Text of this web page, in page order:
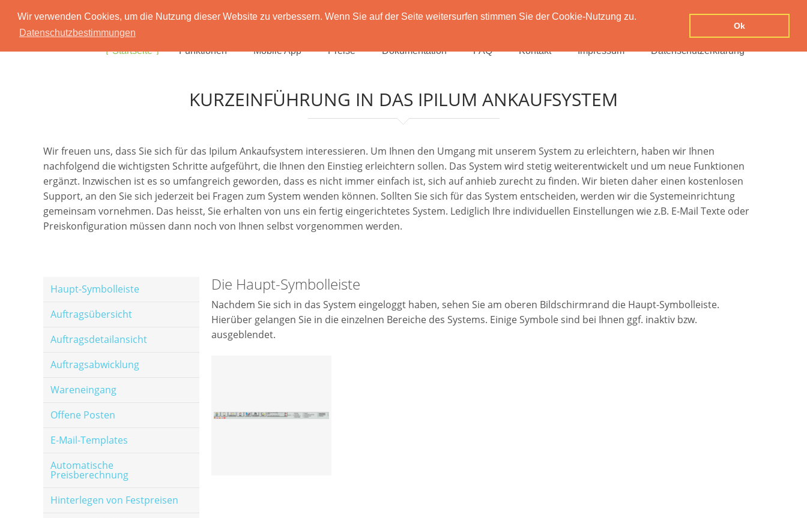
Wir verwenden Cookies, um die Nutzung dieser Website zu verbessern. Wenn Sie auf der Seite weitersurfen stimmen Sie der Cookie-Nutzung zu.
Datenschutzbestimmungen
Ok
Startseite Funktionen Mobile App Preise Dokumentation FAQ Kontakt Impressum Datenschutzerklärung
KURZEINFÜHRUNG IN DAS IPILUM ANKAUFSYSTEM
Wir freuen uns, dass Sie sich für das Ipilum Ankaufsystem interessieren. Um Ihnen den Umgang mit unserem System zu erleichtern, haben wir Ihnen
nachfolgend die wichtigsten Schritte aufgeführt, die Ihnen den Einstieg erleichtern sollen. Das System wird stetig weiterentwickelt und um neue Funktionen
ergänzt. Inzwischen ist es so umfangreich geworden, dass es nicht immer einfach ist, sich auf anhieb zurecht zu finden. Wir bieten daher einen kostenlosen
Support, an den Sie sich jederzeit bei Fragen zum System wenden können. Sollten Sie sich für das System entscheiden, werden wir die Systemeinrichtung
gemeinsam vornehmen. Das heisst, Sie erhalten von uns ein fertig eingerichtetes System. Lediglich Ihre individuellen Einstellungen wie z.B. E-Mail Texte oder
Preiskonfiguration müssen dann noch von Ihnen selbst vorgenommen werden.
Haupt-Symbolleiste
Auftragsübersicht
Auftragsdetailansicht
Auftragsabwicklung
Wareneingang
Offene Posten
E-Mail-Templates
Automatische
Preisberechnung
Hinterlegen von Festpreisen
Die Haupt-Symbolleiste
Nachdem Sie sich in das System eingeloggt haben, sehen Sie am oberen Bildschirmrand die Haupt-Symbolleiste.
Hierüber gelangen Sie in die einzelnen Bereiche des Systems. Einige Symbole sind bei Ihnen ggf. inaktiv bzw.
ausgeblendet.